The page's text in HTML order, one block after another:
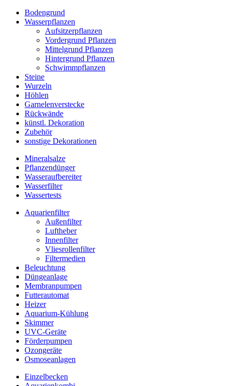
Bodengrund
Wasserpflanzen
Aufsitzerpflanzen
Vordergrund Pflanzen
Mittelgrund Pflanzen
Hintergrund Pflanzen
Schwimmpflanzen
Steine
Wurzeln
Höhlen
Garnelenverstecke
Rückwände
künstl. Dekoration
Zubehör
sonstige Dekorationen
Mineralsalze
Pflanzendünger
Wasseraufbereiter
Wasserfilter
Wassertests
Aquarienfilter
Außenfilter
Luftheber
Innenfilter
Vliesrollenfilter
Filtermedien
Beleuchtung
Düngeanlage
Membranpumpen
Futterautomat
Heizer
Aquarium-Kühlung
Skimmer
UVC-Geräte
Förderpumpen
Ozongeräte
Osmoseanlagen
Einzelbecken